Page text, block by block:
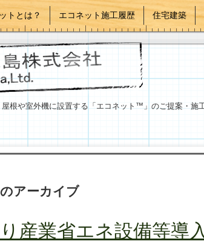
根や室外機に設置する「エコネット™」のご提案・施
トとは？ エコネット施工履歴 住宅建築
のアーカイブ
産業省エネ設備等導